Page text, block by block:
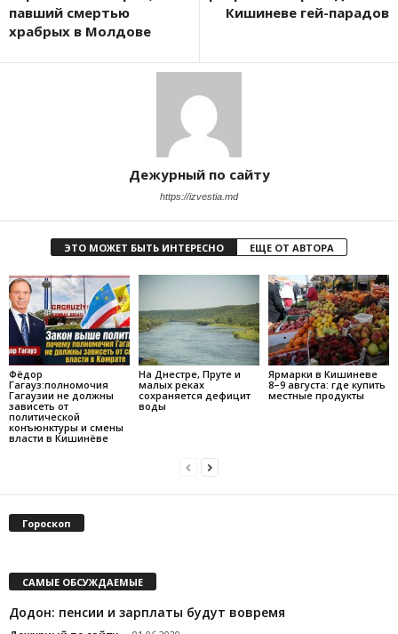
павший смертью
храбрых в Молдове
Кишиневе гей-парадов
Дежурный по сайту
https://izvestia.md
ЭТО МОЖЕТ БЫТЬ ИНТЕРЕСНО ЕЩЕ ОТ АВТОРА
Фёдор
Гагауз:полномочия
Гагаузии не должны
зависеть от
политической
конъюнктуры и смены
власти в Кишинёве
На Днестре, Пруте и
малых реках
сохраняется дефицит
воды
Ярмарки в Кишиневе
8–9 августа: где купить
местные продукты
Гороскоп
САМЫЕ ОБСУЖДАЕМЫЕ
Додон: пенсии и зарплаты будут вовремя